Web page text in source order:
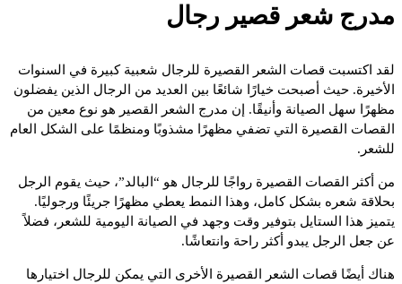
مدرج شعر قصير رجال
لقد اكتسبت قصات الشعر القصيرة للرجال شعبية كبيرة في السنوات
الأخيرة. حيث أصبحت خيارًا شائعًا بين العديد من الرجال الذين يفضلون
مظهرًا سهل الصيانة وأنيقًا. إن مدرج الشعر القصير هو نوع معين من
القصات القصيرة التي تضفي مظهرًا مشذوبًا ومنظمًا على الشكل العام
للشعر.
من أكثر القصات القصيرة رواجًا للرجال هو “البالد”، حيث يقوم الرجل
بحلاقة شعره بشكل كامل، وهذا النمط يعطي مظهرًا جريئًا ورجوليًا.
يتميز هذا الستايل بتوفير وقت وجهد في الصيانة اليومية للشعر، فضلاً
عن جعل الرجل يبدو أكثر راحة وانتعاشًا.
هناك أيضًا قصات الشعر القصيرة الأخرى التي يمكن للرجال اختيارها